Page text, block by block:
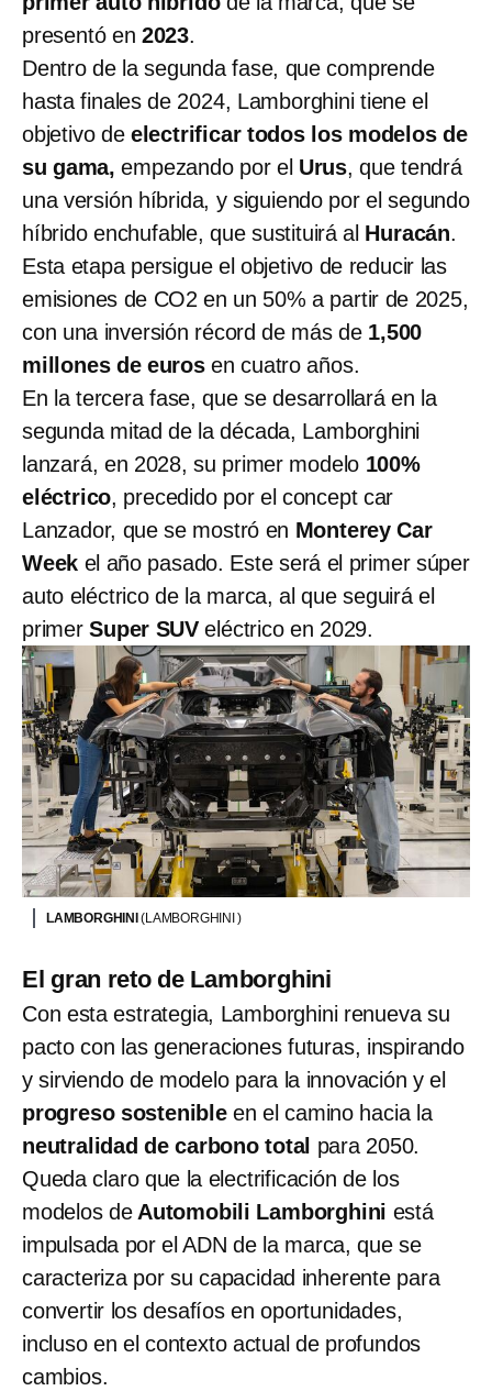
presentó en 2023.
Dentro de la segunda fase, que comprende
hasta finales de 2024, Lamborghini tiene el
objetivo de electrificar todos los modelos de
su gama, empezando por el Urus, que tendrá
una versión híbrida, y siguiendo por el segundo
híbrido enchufable, que sustituirá al Huracán.
Esta etapa persigue el objetivo de reducir las
emisiones de CO2 en un 50% a partir de 2025,
con una inversión récord de más de 1,500
millones de eurosen cuatro años.
En la tercera fase, que se desarrollará en la
segunda mitad de la década, Lamborghini
lanzará, en 2028, su primer modelo 100%
eléctrico, precedido por el concept car
Lanzador, que se mostró en Monterey Car
Week el año pasado. Este será el primer súper
auto eléctrico de la marca, al que seguirá el
primerSuper SUVeléctrico en 2029.
LAMBORGHINI(LAMBORGHINI )
El gran reto de Lamborghini
Con esta estrategia, Lamborghini renueva su
pacto con las generaciones futuras, inspirando
y sirviendo de modelo para la innovación y el
progreso sostenibleen el camino hacia la
neutralidad de carbono total para 2050.
Queda claro que la electrificación de los
modelos deAutomobili Lamborghini está
impulsada por el ADN de la marca, que se
caracteriza por su capacidad inherente para
convertir los desafíos en oportunidades,
incluso en el contexto actual de profundos
cambios.